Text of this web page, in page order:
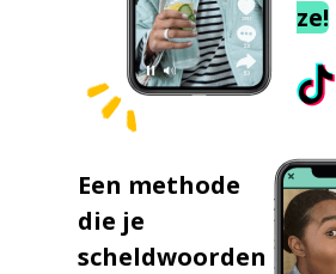
ze!
Een methode
die je
scheldwoorden